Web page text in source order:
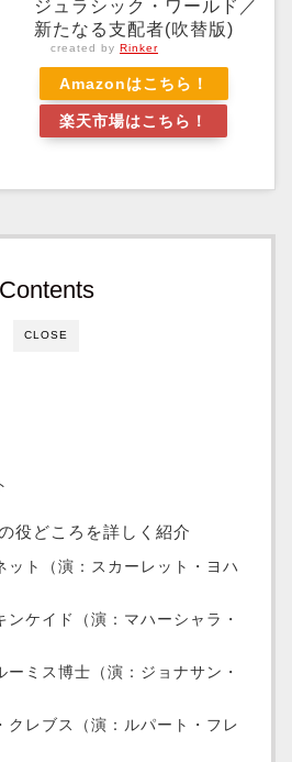
ジュラシック・ワールド／
新たなる支配者(吹替版)
created by Rinker
Amazonはこちら！
楽天市場はこちら！
CLOSE
Contents
役どころを詳しく紹介
ット（演：スカーレット・ヨハ
ンケイド（演：マハーシャラ・
ーミス博士（演：ジョナサン・
クレブス（演：ルパート・フレ